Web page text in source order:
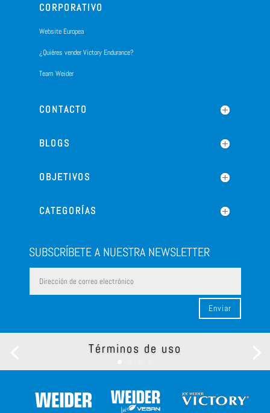
CORPORATIVO
Website Europea
¿Quiéres vender Victory Endurance?
Team Weider
CONTACTO
BLOGS
OBJETIVOS
CATEGORÍAS
SUBSCRÍBETE A NUESTRA NEWSLETTER
Enviar
Términos de uso